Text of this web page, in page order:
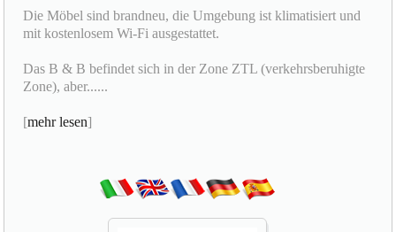
Die Möbel sind brandneu, die Umgebung ist klimatisiert und
mit kostenlosem Wi-Fi ausgestattet.
Das B & B befindet sich in der Zone ZTL (verkehrsberuhigte
Zone), aber......
[mehr lesen]